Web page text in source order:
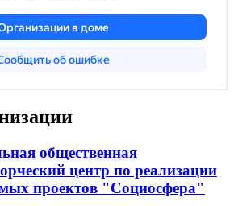
общественная
центр по реализации
проектов "Социосфера"